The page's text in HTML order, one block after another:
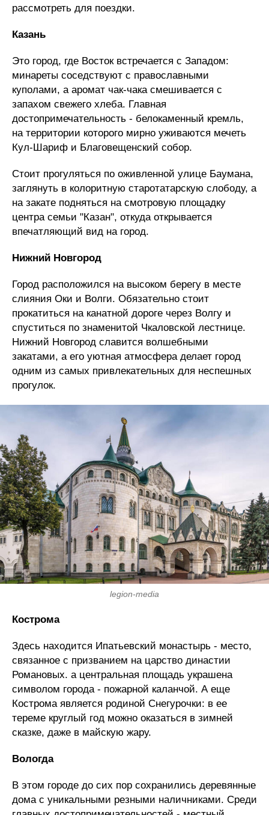
рассмотреть для поездки.
Казань
Это город, где Восток встречается с Западом:
минареты соседствуют с православными
куполами, а аромат чак-чака смешивается с
запахом свежего хлеба. Главная
достопримечательность - белокаменный кремль,
на территории которого мирно уживаются мечеть
Кул-Шариф и Благовещенский собор.
Стоит прогуляться по оживленной улице Баумана,
заглянуть в колоритную старотатарскую слободу, а
на закате подняться на смотровую площадку
центра семьи "Казан", откуда открывается
впечатляющий вид на город.
Нижний Новгород
Город расположился на высоком берегу в месте
слияния Оки и Волги. Обязательно стоит
прокатиться на канатной дороге через Волгу и
спуститься по знаменитой Чкаловской лестнице.
Нижний Новгород славится волшебными
закатами, а его уютная атмосфера делает город
одним из самых привлекательных для неспешных
прогулок.
legion-media
Кострома
Здесь находится Ипатьевский монастырь - место,
связанное с призванием на царство династии
Романовых. а центральная площадь украшена
символом города - пожарной каланчой. А еще
Кострома является родиной Снегурочки: в ее
тереме круглый год можно оказаться в зимней
сказке, даже в майскую жару.
Вологда
В этом городе до сих пор сохранились деревянные
дома с уникальными резными наличниками. Среди